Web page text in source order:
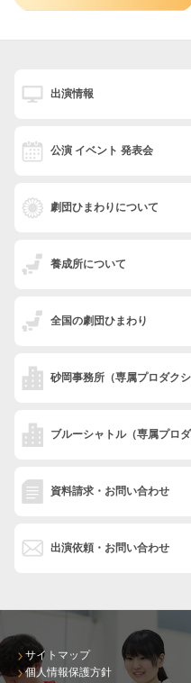
出演情報
公演 イベント 発表会
劇団ひまわりについて
養成所について
全国の劇団ひまわり
砂岡事務所 （専属プロダクシ
ブルーシャトル（専属プロダ
資料請求・お問い合わせ
出演依頼・お問い合わせ
サイトマップ
個人情報保護方針